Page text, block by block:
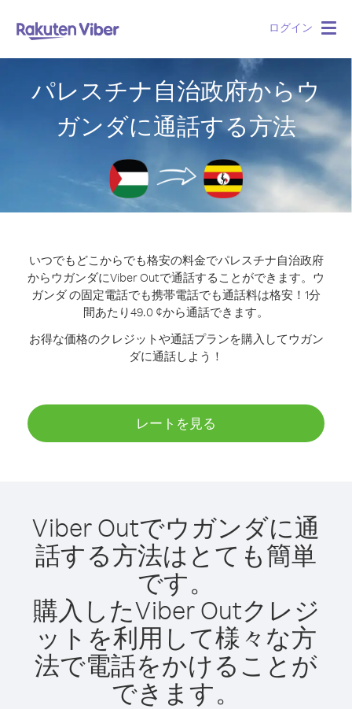
ログイン
パレスチナ自治政府からウ
ガンダに通話する方法
いつでもどこからでも格安の料金でパレスチナ自治政府
からウガンダにViber Outで通話することができます。 ウ
ガンダ の固定電話でも携帯電話でも通話料は格安！1分
間あたり49.0 ¢から通話できます。
お得な価格のクレジットや通話プランを購入してウガン
ダに通話しよう！
レートを見る
Viber Outでウガンダに通
話する方法はとても簡単
です。
購入したViber Outクレジ
ットを利用して様々な方
法で電話をかけることが
できます。